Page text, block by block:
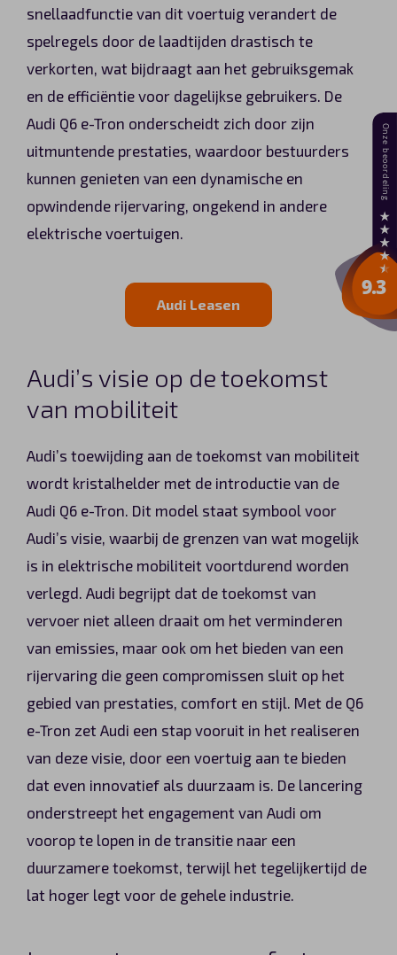
snellaadfunctie van dit voertuig verandert de
spelregels door de laadtijden drastisch te
verkorten, wat bijdraagt aan het gebruiksgemak
en de efficiëntie voor dagelijkse gebruikers. De
Audi Q6 e-Tron onderscheidt zich door zijn
uitmuntende prestaties, waardoor bestuurders
kunnen genieten van een dynamische en
opwindende rijervaring, ongekend in andere
elektrische voertuigen.
Audi Leasen
Audi’s visie op de toekomst
van mobiliteit
Audi’s toewijding aan de toekomst van mobiliteit
wordt kristalhelder met de introductie van de
Audi Q6 e-Tron. Dit model staat symbool voor
Audi’s visie, waarbij de grenzen van wat mogelijk
is in elektrische mobiliteit voortdurend worden
verlegd. Audi begrijpt dat de toekomst van
vervoer niet alleen draait om het verminderen
van emissies, maar ook om het bieden van een
rijervaring die geen compromissen sluit op het
gebied van prestaties, comfort en stijl. Met de Q6
e-Tron zet Audi een stap vooruit in het realiseren
van deze visie, door een voertuig aan te bieden
dat even innovatief als duurzaam is. De lancering
onderstreept het engagement van Audi om
voorop te lopen in de transitie naar een
duurzamere toekomst, terwijl het tegelijkertijd de
lat hoger legt voor de gehele industrie.